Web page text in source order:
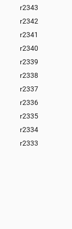
r2343
r2342
r2341
r2340
r2339
r2338
r2337
r2336
r2335
r2334
r2333